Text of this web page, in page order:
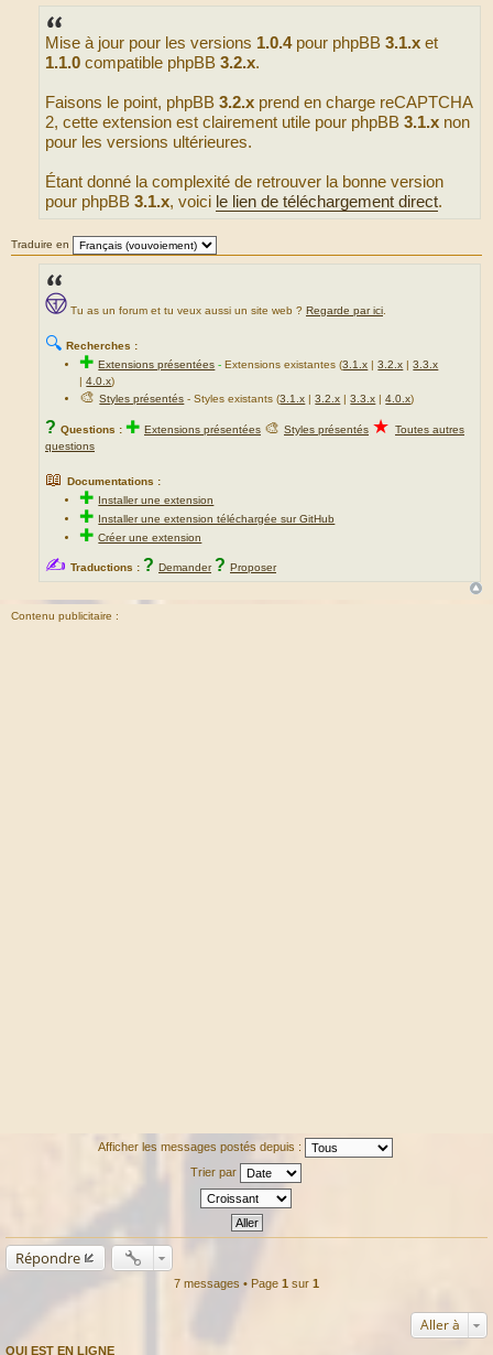
Mise à jour pour les versions 1.0.4pour phpBB 3.1.x et
1.1.0 compatible phpBB 3.2.x.
Faisons le point, phpBB 3.2.x prend en charge reCAPTCHA
2, cette extension est clairement utile pour phpBB 3.1.x non
pour les versions ultérieures.
Étant donné la complexité de retrouver la bonne version
pour phpBB 3.1.x, voici le lien de téléchargement direct.
Traduire en
Tu as un forum et tu veux aussi un site web ? Regarde par ici.
🔍 Recherches :
✚Extensions présentées -Extensions existantes (3.1.x |3.2.x |3.3.x
|4.0.x)
🎨Styles présentés - Styles existants (3.1.x |3.2.x |3.3.x |4.0.x)
? Questions : ✚ Extensions présentées 🎨 Styles présentés ★ Toutes autres
questions
📖 Documentations :
✚ Installer une extension
✚ Installer une extension téléchargée sur GitHub
✚Créer une extension
✍ Traductions : ? Demander ? Proposer
Contenu publicitaire :
Afficher les messages postés depuis :
Trier par
Répondre
7 messages • Page 1 sur 1
Aller à
QUI EST EN LIGNE